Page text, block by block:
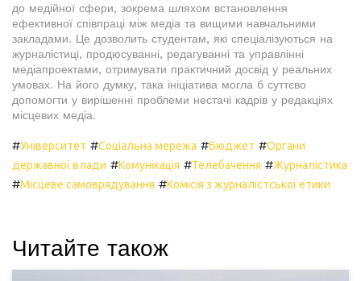
до медійної сфери, зокрема шляхом встановлення
ефективної співпраці між медіа та вищими навчальними
закладами. Це дозволить студентам, які спеціалізуються на
журналістиці, продюсуванні, редагуванні та управлінні
медіапроектами, отримувати практичний досвід у реальних
умовах. На його думку, така ініціатива могла б суттєво
допомогти у вирішенні проблеми нестачі кадрів у редакціях
місцевих медіа.
#Університет #Соціальна мережа #Бюджет #Органи
державної влади #Комунікація #Телебачення #Журналістика
#Місцеве самоврядування #Комісія з журналістської етики
Читайте також